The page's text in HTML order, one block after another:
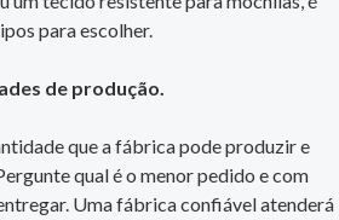
para escolher.
de produção.
que a fábrica pode produzir e
qual é o menor pedido e com
Uma fábrica confiável atenderá